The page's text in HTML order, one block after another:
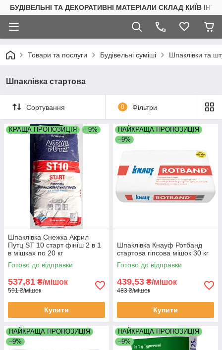
БУДІВЕЛЬНІ ТА ДЕКОРАТИВНІ МАТЕРІАЛИ СКЛАД КИЇВ
Товари та послуги Будівельні суміші Шпаклівки та
Шпаклівка стартова
Сортування 0 Фільтри
КРАЩА ПРОПОЗИЦІЯ –9%
Шпаклівка Снежка Акрил
Путц ST 10 старт фініш 2 в 1
в мішках по 20 кг
Готово до відправки
537,81 ₴/мішок
591 ₴/мішок
Купити
НАЙКРАЩА ПРОПОЗИЦІЯ
–9%
Шпаклівка Кнауф Ротбанд
стартова гіпсова мішок 30 кг
Готово до відправки
439,53 ₴/мішок
483 ₴/мішок
Купити
НАЙКРАЩА ПРОПОЗИЦІЯ
–9%
НАЙКРАЩА ПРОПОЗИЦІЯ
–9%